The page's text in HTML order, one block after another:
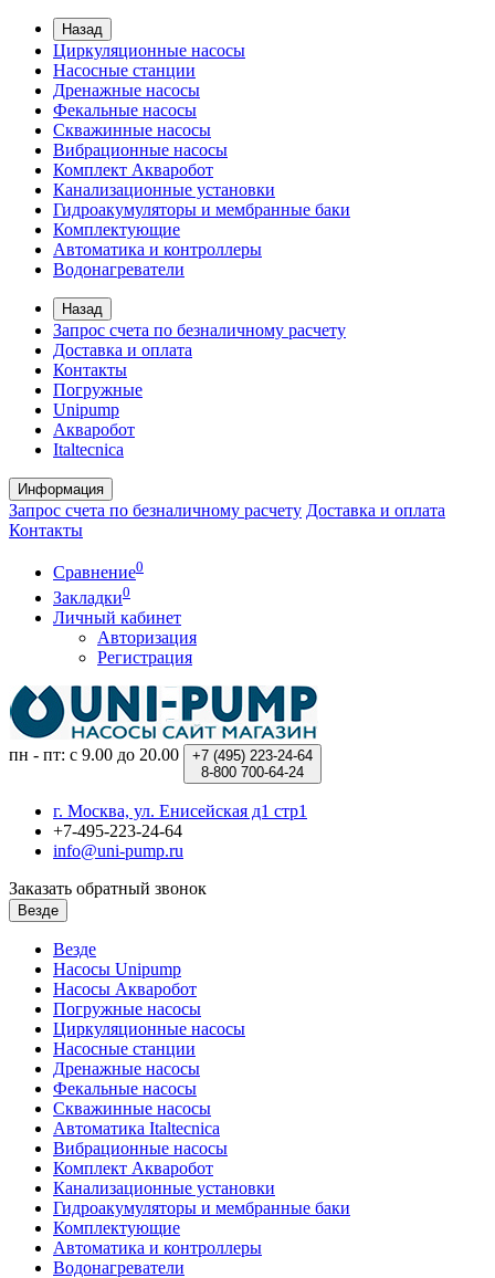
Назад
Циркуляционные насосы
Насосные станции
Дренажные насосы
Фекальные насосы
Скважинные насосы
Вибрационные насосы
Комплект Акваробот
Канализационные установки
Гидроакумуляторы и мембранные баки
Комплектующие
Автоматика и контроллеры
Водонагреватели
Назад
Запрос счета по безналичному расчету
Доставка и оплата
Контакты
Погружные
Unipump
Акваробот
Italtecnica
Информация
Запрос счета по безналичному расчету Доставка и оплата
Контакты
Сравнение0
Закладки0
Личный кабинет
Авторизация
Регистрация
пн - пт: с 9.00 до 20.00 +7 (495) 223-24-64
8-800 700-64-24
г. Москва, ул. Енисейская д1 стр1
+7-495-223-24-64
info@uni-pump.ru
Заказать обратный звонок
Везде
Везде
Насосы Unipump
Насосы Акваробот
Погружные насосы
Циркуляционные насосы
Насосные станции
Дренажные насосы
Фекальные насосы
Скважинные насосы
Автоматика Italtecnica
Вибрационные насосы
Комплект Акваробот
Канализационные установки
Гидроакумуляторы и мембранные баки
Комплектующие
Автоматика и контроллеры
Водонагреватели